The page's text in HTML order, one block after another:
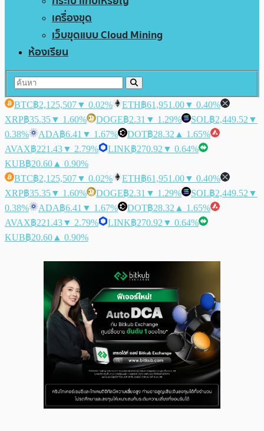
เครื่องขุด
เว็บขุดแบบ Cloud Mining
ห้องเรียน
BTC฿2,125,507▼ 0.02% ETH฿61,951.00▼ 0.40%
XRP฿35.35▼ 1.60% DOGE฿2.31 ▼ 1.29% SOL฿2,449.52 ▼
0.38%
ADA฿6.41 ▼ 1.67% DOT฿28.32 ▲ 1.65%
AVAX฿221.43▼ 2.79% LINK฿270.92 ▼ 0.64%
KUB฿20.60 ▲ 0.90%
BTC฿2,125,507▼ 0.02% ETH฿61,951.00▼ 0.40%
XRP฿35.35▼ 1.60% DOGE฿2.31 ▼ 1.29% SOL฿2,449.52 ▼
0.38%
ADA฿6.41 ▼ 1.67% DOT฿28.32 ▲ 1.65%
AVAX฿221.43▼ 2.79% LINK฿270.92 ▼ 0.64%
KUB฿20.60 ▲ 0.90%